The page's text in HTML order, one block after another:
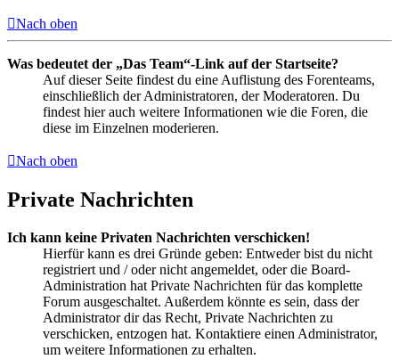
Nach oben
Was bedeutet der „Das Team“-Link auf der Startseite?
Auf dieser Seite findest du eine Auflistung des Forenteams,
einschließlich der Administratoren, der Moderatoren. Du
findest hier auch weitere Informationen wie die Foren, die
diese im Einzelnen moderieren.
Nach oben
Private Nachrichten
Ich kann keine Privaten Nachrichten verschicken!
Hierfür kann es drei Gründe geben: Entweder bist du nicht
registriert und / oder nicht angemeldet, oder die Board-
Administration hat Private Nachrichten für das komplette
Forum ausgeschaltet. Außerdem könnte es sein, dass der
Administrator dir das Recht, Private Nachrichten zu
verschicken, entzogen hat. Kontaktiere einen Administrator,
um weitere Informationen zu erhalten.